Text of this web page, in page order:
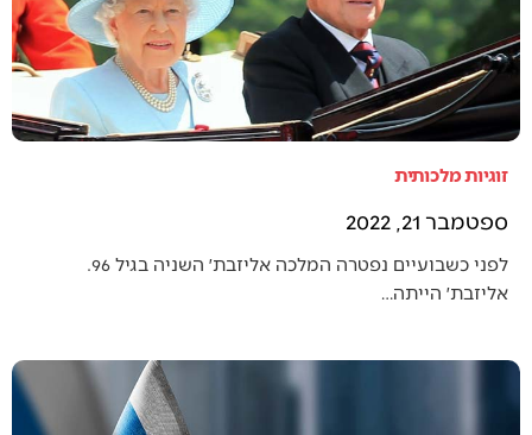
זוגיות מלכותית
ספטמבר 21, 2022
לפני כשבועיים נפטרה המלכה אליזבת׳ השניה בגיל 96.
אליזבת׳ הייתה…